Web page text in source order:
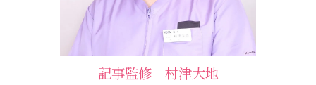
記事監修 村津大地